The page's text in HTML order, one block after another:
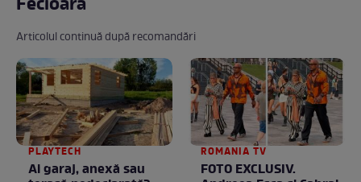
Articolul continuă după recomandări
PLAYTECH
Ai garaj, anexă sau
ROMANIA TV
FOTO EXCLUSIV.